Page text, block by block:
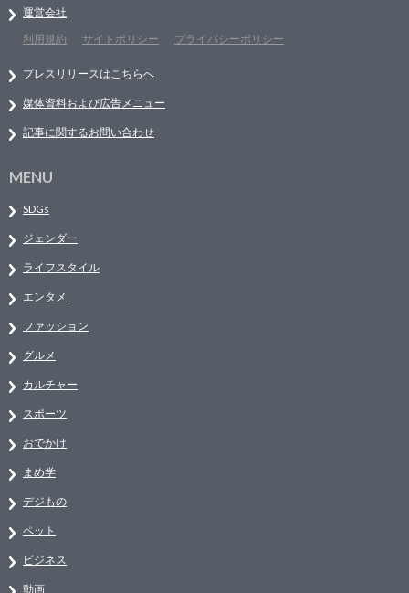
運営会社
利用規約
サイトポリシー プライバシーポリシー
プレスリリースはこちらへ
媒体資料および広告メニュー
記事に関するお問い合わせ
MENU
SDGs
ジェンダー
ライフスタイル
エンタメ
ファッション
グルメ
カルチャー
スポーツ
おでかけ
まめ学
デジもの
ペット
ビジネス
動画